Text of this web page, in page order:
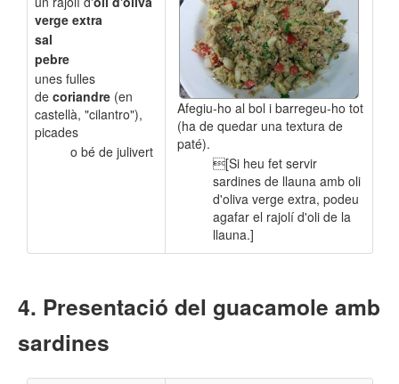
verge extra
sal
pebre
unes fulles
de coriandre(en
castellà, "cilantro"),
picades
o bé de julivert
Afegiu-ho al bol i barregeu-ho tot
(ha de quedar una textura de
paté).
[Si heu fet servir
sardines de llauna amb oli
d'oliva verge extra, podeu
agafar el rajolí d'oli de la
llauna.]
Presentació del guacamole amb
sardines